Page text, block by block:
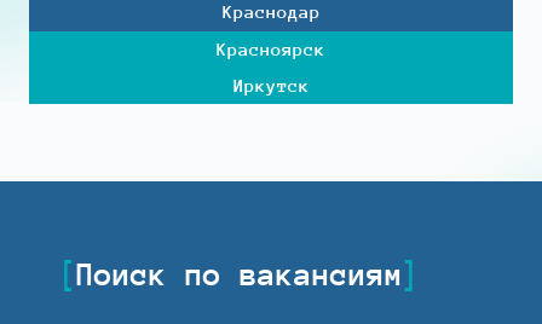
Краснодар
Красноярск
Иркутск
Поиск по вакансиям